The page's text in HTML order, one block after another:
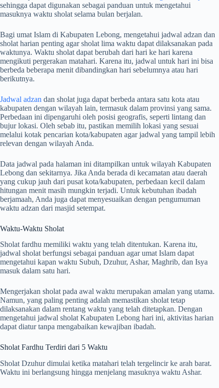
sehingga dapat digunakan sebagai panduan untuk mengetahui
masuknya waktu sholat selama bulan berjalan.
Bagi umat Islam di Kabupaten Lebong, mengetahui jadwal adzan dan
sholat harian penting agar sholat lima waktu dapat dilaksanakan pada
waktunya. Waktu sholat dapat berubah dari hari ke hari karena
mengikuti pergerakan matahari. Karena itu, jadwal untuk hari ini bisa
berbeda beberapa menit dibandingkan hari sebelumnya atau hari
berikutnya.
Jadwal adzan dan sholat juga dapat berbeda antara satu kota atau
kabupaten dengan wilayah lain, termasuk dalam provinsi yang sama.
Perbedaan ini dipengaruhi oleh posisi geografis, seperti lintang dan
bujur lokasi. Oleh sebab itu, pastikan memilih lokasi yang sesuai
melalui kotak pencarian kota/kabupaten agar jadwal yang tampil lebih
relevan dengan wilayah Anda.
Data jadwal pada halaman ini ditampilkan untuk wilayah Kabupaten
Lebong dan sekitarnya. Jika Anda berada di kecamatan atau daerah
yang cukup jauh dari pusat kota/kabupaten, perbedaan kecil dalam
hitungan menit masih mungkin terjadi. Untuk kebutuhan ibadah
berjamaah, Anda juga dapat menyesuaikan dengan pengumuman
waktu adzan dari masjid setempat.
Waktu-Waktu Sholat
Sholat fardhu memiliki waktu yang telah ditentukan. Karena itu,
jadwal sholat berfungsi sebagai panduan agar umat Islam dapat
mengetahui kapan waktu Subuh, Dzuhur, Ashar, Maghrib, dan Isya
masuk dalam satu hari.
Mengerjakan sholat pada awal waktu merupakan amalan yang utama.
Namun, yang paling penting adalah memastikan sholat tetap
dilaksanakan dalam rentang waktu yang telah ditetapkan. Dengan
mengetahui jadwal sholat Kabupaten Lebong hari ini, aktivitas harian
dapat diatur tanpa mengabaikan kewajiban ibadah.
Sholat Fardhu Terdiri dari 5 Waktu
Sholat Dzuhur dimulai ketika matahari telah tergelincir ke arah barat.
Waktu ini berlangsung hingga menjelang masuknya waktu Ashar.